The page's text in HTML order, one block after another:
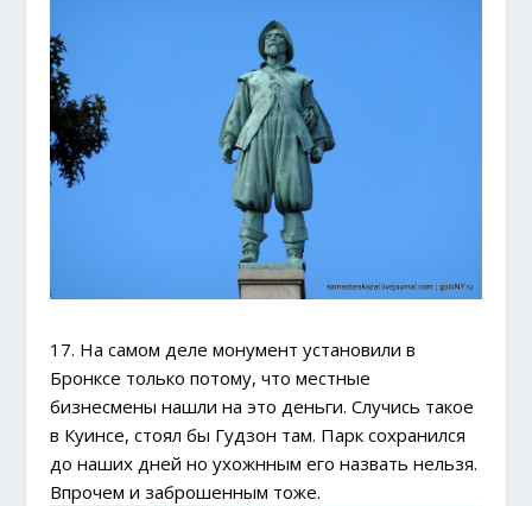
17. На самом деле монумент установили в
Бронксе только потому, что местные
бизнесмены нашли на это деньги. Случись такое
в Куинсе, стоял бы Гудзон там. Парк сохранился
до наших дней но ухожнным его назвать нельзя.
Впрочем и заброшенным тоже.